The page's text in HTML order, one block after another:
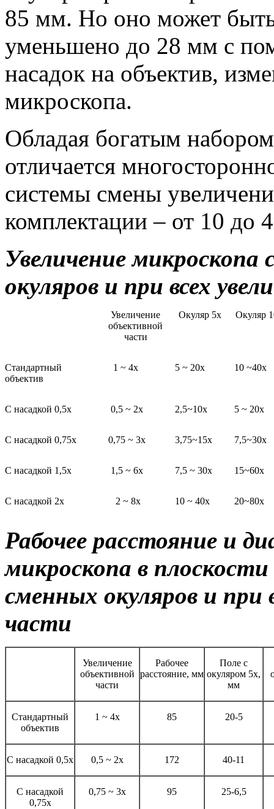
85 мм. Но оно может
уменьшено до 28 мм с
насадок на объектив,
микроскопа.
Обладая богатым
отличается
системы смены
комплектации – от 10 до
Увеличение
окуляров и при всех
Увеличение
объективной
части
Окуляр 5х Окуляр
Стандартный
объектив
1 ~ 4х 5 ~ 20х 10 ~40х
С насадкой 0,5х 0,5 ~ 2х 2,5~10х 5 ~ 20х
С насадкой 0,75х 0,75 ~ 3х 3,75~15х 7,5~30х
С насадкой 1,5х 1,5 ~ 6х 7,5 ~ 30х 15~60х
С насадкой 2х 2 ~ 8х 10 ~ 40х 20~80х
Рабочее расстояние и
микроскопа в
сменных окуляров и при
части
Увеличение
объективной
части
Рабочее
расстояние, мм
Поле с
окуляром 5х,
мм
Стандартный
объектив
1 ~ 4х 85 20-5
С насадкой 0,5х 0,5 ~ 2х 172 40-11
С насадкой
0,75х
0,75 ~ 3х 95 25-6,5